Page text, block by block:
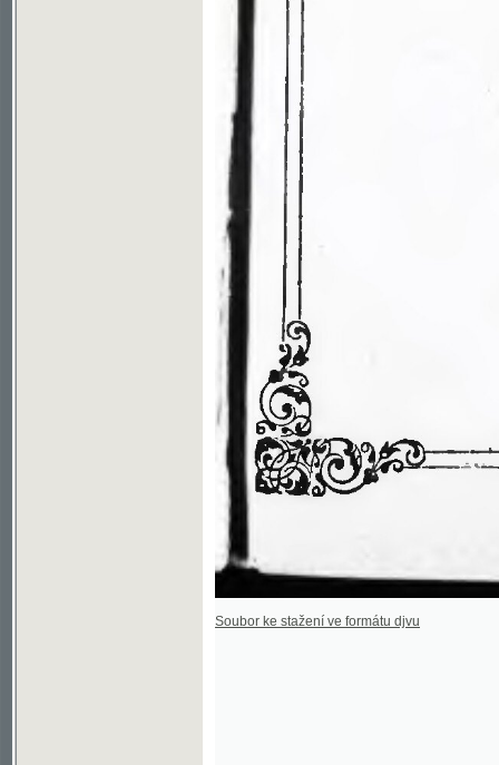
Soubor ke stažení ve formátu djvu